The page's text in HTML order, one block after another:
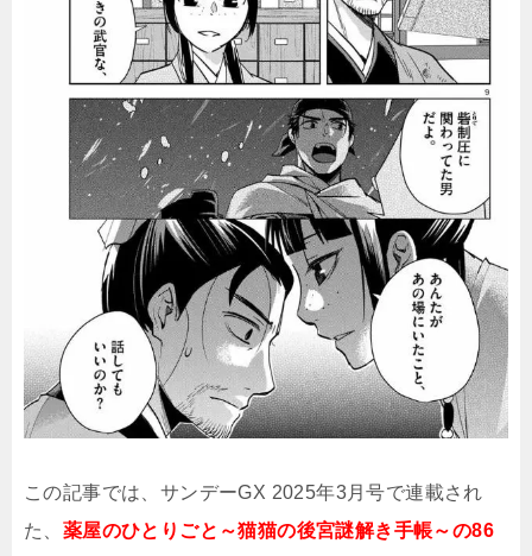
この記事では、サンデーGX 2025年3月号で連載され
た、 薬屋のひとりごと～猫猫の後宮謎解き手帳～の86